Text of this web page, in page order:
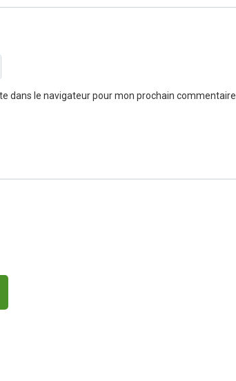
dans le navigateur pour mon prochain commentaire.